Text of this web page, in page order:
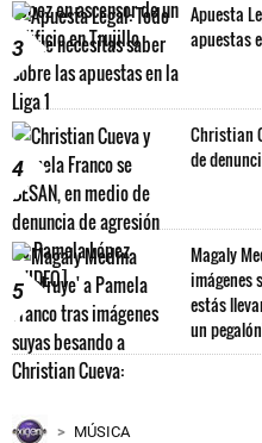
3
Apuesta
apuestas
4
Christian
de
5
Magaly
imágenes
estás
un
MÚSICA